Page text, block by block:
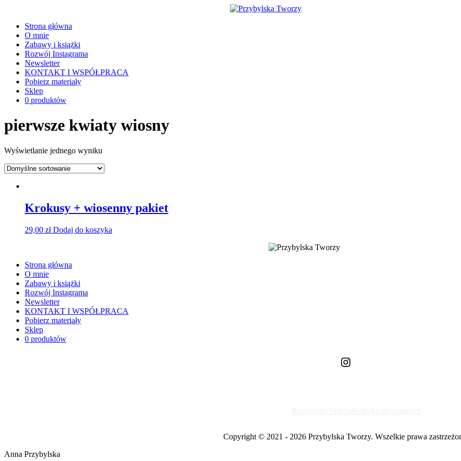
Strona główna
O mnie
Zabawy i książki
Rozwój Instagrama
Newsletter
KONTAKT I WSPÓŁPRACA
Pobierz materiały
Sklep
0 produktów
pierwsze kwiaty wiosny
Wyświetlanie jednego wyniku
Krokusy + wiosenny pakiet
29,00 zł Dodaj do koszyka
Strona główna
O mnie
Zabawy i książki
Rozwój Instagrama
Newsletter
KONTAKT I WSPÓŁPRACA
Pobierz materiały
Sklep
0 produktów
Instagram
Copyright © 2021 - 2026 Przybylska Tworzy. Wszelkie prawa
Anna Przybylska